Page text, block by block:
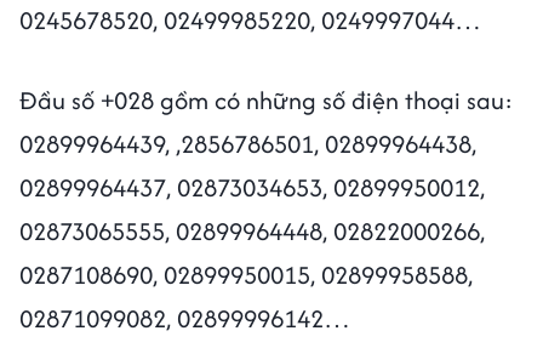
0245678520, 02499985220, 0249997044…
Đầu số +028 gồm có những số điện thoại sau:
02899964439, ,2856786501, 02899964438,
02899964437, 02873034653, 02899950012,
02873065555, 02899964448, 02822000266,
0287108690, 02899950015, 02899958588,
02871099082, 02899996142…